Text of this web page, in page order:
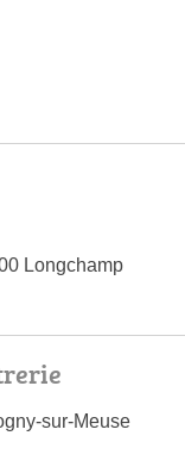
Longchamp
sur-Meuse